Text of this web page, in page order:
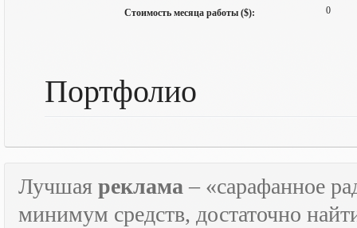
Стоимость месяца работы ($): 0
Портфолио
Лучшая реклама – «сарафанное
минимум средств, достаточно